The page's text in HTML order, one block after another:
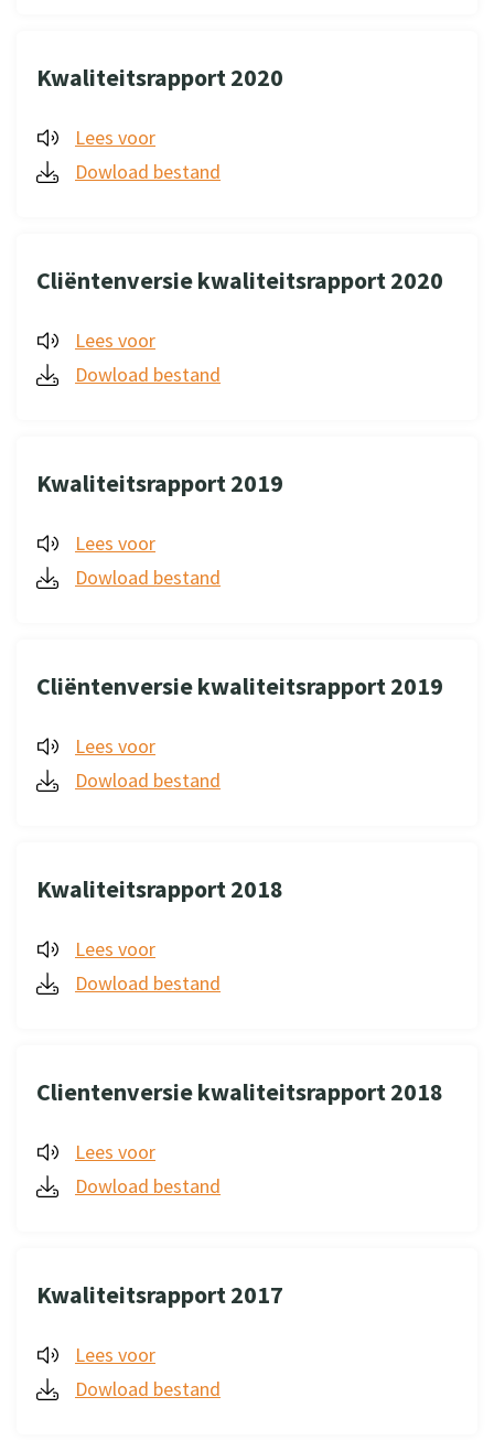
Kwaliteitsrapport 2020
Lees voor
Dowload bestand
Cliëntenversie kwaliteitsrapport 2020
Lees voor
Dowload bestand
Kwaliteitsrapport 2019
Lees voor
Dowload bestand
Cliëntenversie kwaliteitsrapport 2019
Lees voor
Dowload bestand
Kwaliteitsrapport 2018
Lees voor
Dowload bestand
Clientenversie kwaliteitsrapport 2018
Lees voor
Dowload bestand
Kwaliteitsrapport 2017
Lees voor
Dowload bestand